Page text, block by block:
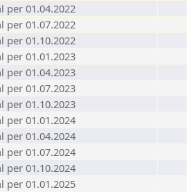
per 01.04.2022
per 01.07.2022
per 01.10.2022
per 01.01.2023
per 01.04.2023
per 01.07.2023
per 01.10.2023
per 01.01.2024
per 01.04.2024
per 01.07.2024
per 01.10.2024
per 01.01.2025